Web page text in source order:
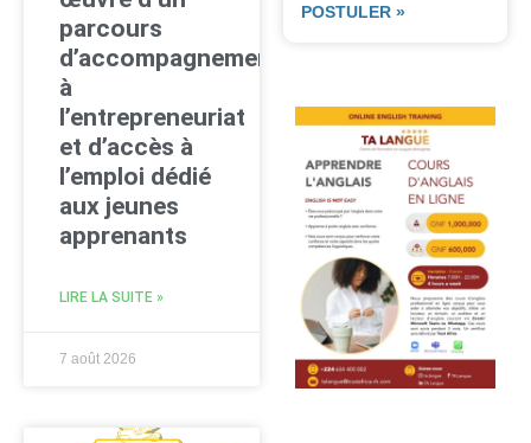
parcours
d’accompagnement
à
l’entrepreneuriat
et d’accès à
l’emploi dédié
aux jeunes
apprenants
LIRE LA SUITE »
7 août 2026
POSTULER »